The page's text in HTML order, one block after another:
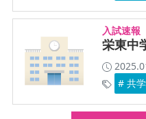
入試速報
栄東中
# 共